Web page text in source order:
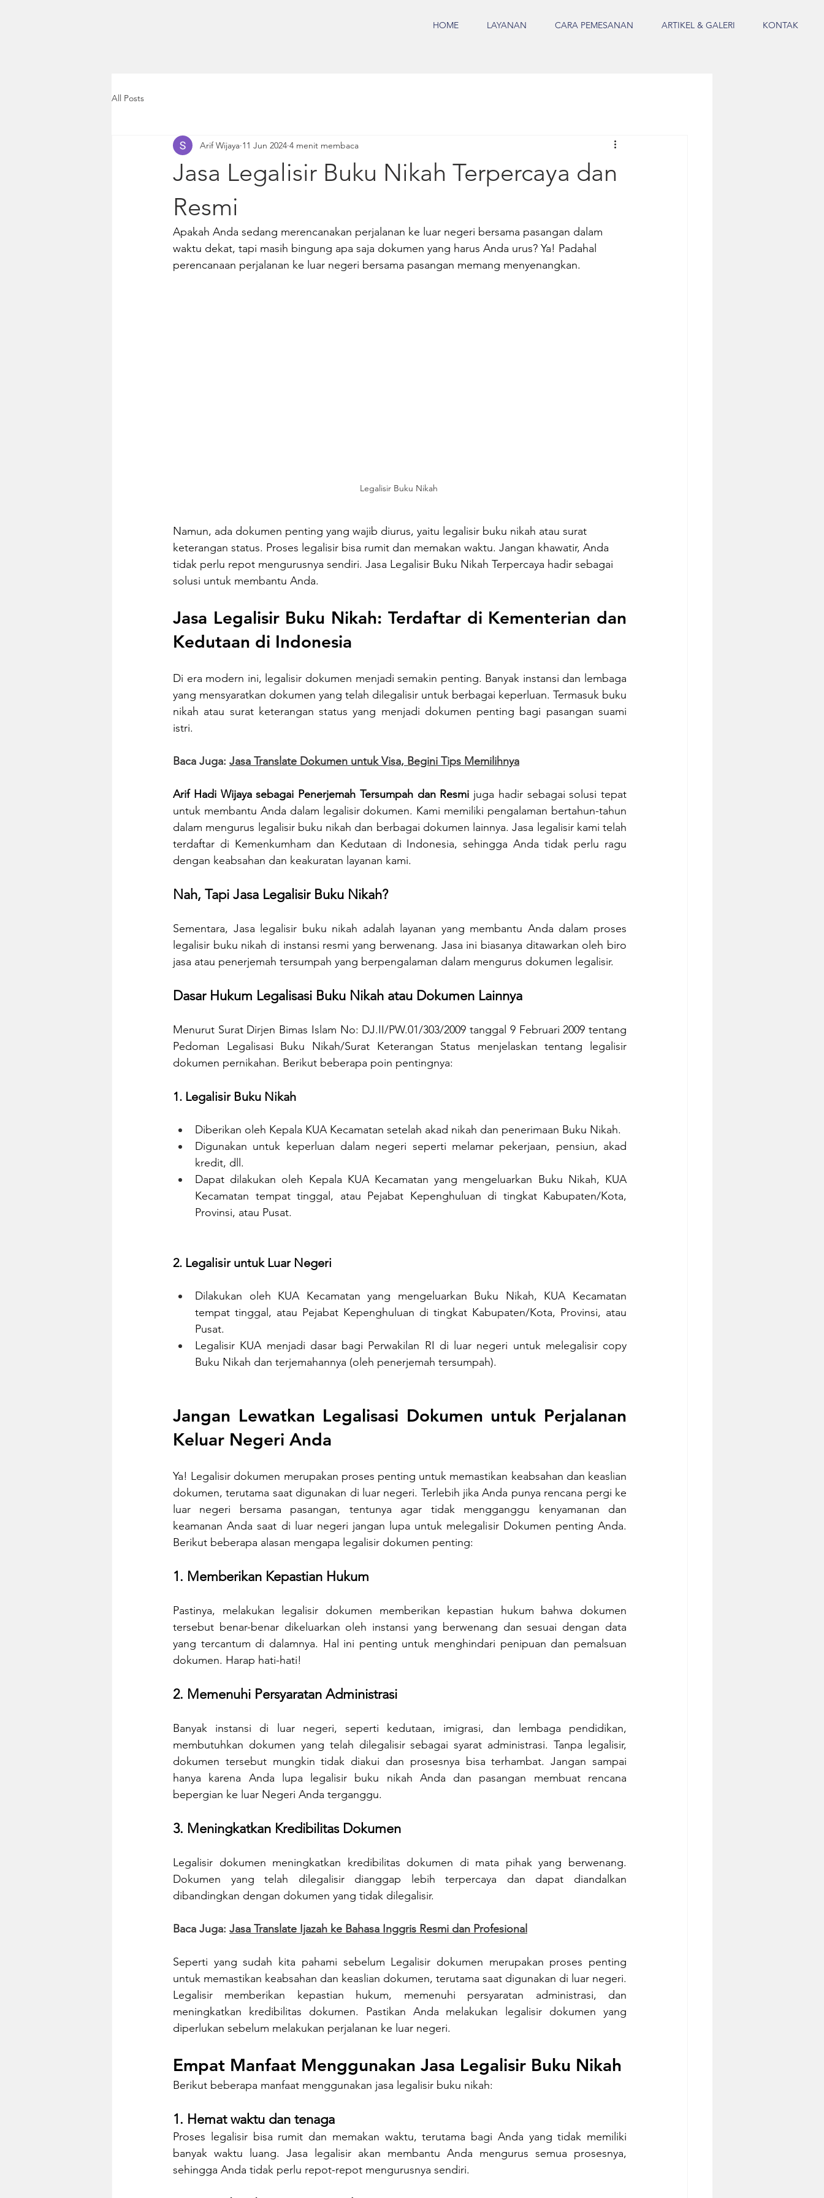
HOME LAYANAN CARA PEMESANAN ARTIKEL & GALERI KONTAK
All Posts
Jasa Legalisir Buku Nikah Terpercaya dan
Resmi
Arif Wijaya 11 Jun 2024 4 menit membaca
Apakah Anda sedang merencanakan perjalanan ke luar negeri bersama pasangan dalam
waktu dekat, tapi masih bingung apa saja dokumen yang harus Anda urus? Ya! Padahal
perencanaan perjalanan ke luar negeri bersama pasangan memang menyenangkan.
Legalisir Buku Nikah
Namun, ada dokumen penting yang wajib diurus, yaitu legalisir buku nikah atau surat
keterangan status. Proses legalisir bisa rumit dan memakan waktu. Jangan khawatir, Anda
tidak perlu repot mengurusnya sendiri. Jasa Legalisir Buku Nikah Terpercaya hadir sebagai
solusi untuk membantu Anda.
Jasa Legalisir Buku Nikah: Terdaftar di Kementerian dan
Kedutaan di Indonesia
Di era modern ini, legalisir dokumen menjadi semakin penting. Banyak instansi dan lembaga
yang mensyaratkan dokumen yang telah dilegalisir untuk berbagai keperluan. Termasuk buku
nikah atau surat keterangan status yang menjadi dokumen penting bagi pasangan suami
istri.
Baca Juga: Jasa Translate Dokumen untuk Visa, Begini Tips Memilihnya
Arif Hadi Wijaya sebagai Penerjemah Tersumpah dan Resmi juga hadir sebagai solusi tepat
untuk membantu Anda dalam legalisir dokumen. Kami memiliki pengalaman bertahun-tahun
dalam mengurus legalisir buku nikah dan berbagai dokumen lainnya. Jasa legalisir kami telah
terdaftar di Kemenkumham dan Kedutaan di Indonesia, sehingga Anda tidak perlu ragu
dengan keabsahan dan keakuratan layanan kami.
Nah, Tapi Jasa Legalisir Buku Nikah?
Sementara, Jasa legalisir buku nikah adalah layanan yang membantu Anda dalam proses
legalisir buku nikah di instansi resmi yang berwenang. Jasa ini biasanya ditawarkan oleh biro
jasa atau penerjemah tersumpah yang berpengalaman dalam mengurus dokumen legalisir.
Dasar Hukum Legalisasi Buku Nikah atau Dokumen Lainnya
Menurut Surat Dirjen Bimas Islam No: DJ.II/PW.01/303/2009 tanggal 9 Februari 2009 tentang
Pedoman Legalisasi Buku Nikah/Surat Keterangan Status menjelaskan tentang legalisir
dokumen pernikahan. Berikut beberapa poin pentingnya:
1. Legalisir Buku Nikah
Diberikan oleh Kepala KUA Kecamatan setelah akad nikah dan penerimaan Buku Nikah.
Digunakan untuk keperluan dalam negeri seperti melamar pekerjaan, pensiun, akad
kredit, dll.
Dapat dilakukan oleh Kepala KUA Kecamatan yang mengeluarkan Buku Nikah, KUA
Kecamatan tempat tinggal, atau Pejabat Kepenghuluan di tingkat Kabupaten/Kota,
Provinsi, atau Pusat.
2. Legalisir untuk Luar Negeri
Dilakukan oleh KUA Kecamatan yang mengeluarkan Buku Nikah, KUA Kecamatan
tempat tinggal, atau Pejabat Kepenghuluan di tingkat Kabupaten/Kota, Provinsi, atau
Pusat.
Legalisir KUA menjadi dasar bagi Perwakilan RI di luar negeri untuk melegalisir copy
Buku Nikah dan terjemahannya (oleh penerjemah tersumpah).
Jangan Lewatkan Legalisasi Dokumen untuk Perjalanan
Keluar Negeri Anda
Ya! Legalisir dokumen merupakan proses penting untuk memastikan keabsahan dan keaslian
dokumen, terutama saat digunakan di luar negeri. Terlebih jika Anda punya rencana pergi ke
luar negeri bersama pasangan, tentunya agar tidak mengganggu kenyamanan dan
keamanan Anda saat di luar negeri jangan lupa untuk melegalisir Dokumen penting Anda.
Berikut beberapa alasan mengapa legalisir dokumen penting:
1. Memberikan Kepastian Hukum
Pastinya, melakukan legalisir dokumen memberikan kepastian hukum bahwa dokumen
tersebut benar-benar dikeluarkan oleh instansi yang berwenang dan sesuai dengan data
yang tercantum di dalamnya. Hal ini penting untuk menghindari penipuan dan pemalsuan
dokumen. Harap hati-hati!
2. Memenuhi Persyaratan Administrasi
Banyak instansi di luar negeri, seperti kedutaan, imigrasi, dan lembaga pendidikan,
membutuhkan dokumen yang telah dilegalisir sebagai syarat administrasi. Tanpa legalisir,
dokumen tersebut mungkin tidak diakui dan prosesnya bisa terhambat. Jangan sampai
hanya karena Anda lupa legalisir buku nikah Anda dan pasangan membuat rencana
bepergian ke luar Negeri Anda terganggu.
3. Meningkatkan Kredibilitas Dokumen
Legalisir dokumen meningkatkan kredibilitas dokumen di mata pihak yang berwenang.
Dokumen yang telah dilegalisir dianggap lebih terpercaya dan dapat diandalkan
dibandingkan dengan dokumen yang tidak dilegalisir.
Baca Juga: Jasa Translate Ijazah ke Bahasa Inggris Resmi dan Profesional
Seperti yang sudah kita pahami sebelum Legalisir dokumen merupakan proses penting
untuk memastikan keabsahan dan keaslian dokumen, terutama saat digunakan di luar negeri.
Legalisir memberikan kepastian hukum, memenuhi persyaratan administrasi, dan
meningkatkan kredibilitas dokumen. Pastikan Anda melakukan legalisir dokumen yang
diperlukan sebelum melakukan perjalanan ke luar negeri.
Empat Manfaat Menggunakan Jasa Legalisir Buku Nikah
Berikut beberapa manfaat menggunakan jasa legalisir buku nikah:
1. Hemat waktu dan tenaga
Proses legalisir bisa rumit dan memakan waktu, terutama bagi Anda yang tidak memiliki
banyak waktu luang. Jasa legalisir akan membantu Anda mengurus semua prosesnya,
sehingga Anda tidak perlu repot-repot mengurusnya sendiri.